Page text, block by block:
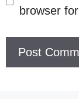
browser